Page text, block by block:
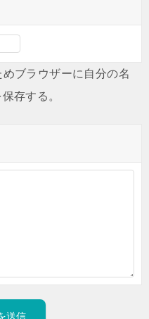
ブラウザーに自分の名
存する。